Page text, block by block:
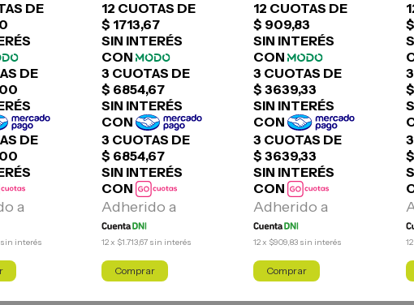
sin interés 12x $1.713,67 sin interés 12x $909,83 sin interés 12